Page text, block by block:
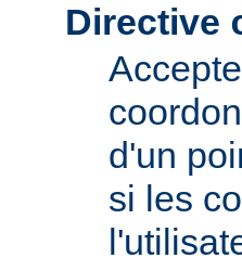
Directive
d'un
si les